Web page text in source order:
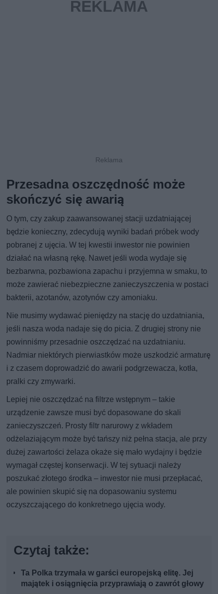
Przesadna oszczędność może
skończyć się awarią
O tym, czy zakup zaawansowanej stacji uzdatniającej
będzie konieczny, zdecydują wyniki badań próbek wody
pobranej z ujęcia. W tej kwestii inwestor nie powinien
działać na własną rękę. Nawet jeśli woda wydaje się
bezbarwna, pozbawiona zapachu i przyjemna w smaku, to
może zawierać niebezpieczne zanieczyszczenia w postaci
bakterii, azotanów, azotynów czy amoniaku.
Nie musimy wydawać pieniędzy na stację do uzdatniania,
jeśli nasza woda nadaje się do picia. Z drugiej strony nie
powinniśmy przesadnie oszczędzać na uzdatnianiu.
Nadmiar niektórych pierwiastków może uszkodzić armaturę
i z czasem doprowadzić do awarii podgrzewacza, kotła,
pralki czy zmywarki.
Lepiej nie oszczędzać na filtrze wstępnym – takie
urządzenie zawsze musi być dopasowane do skali
zanieczyszczeń. Prosty filtr narurowy z wkładem
odżelaziającym może być tańszy niż pełna stacja, ale przy
dużej zawartości żelaza okaże się mało wydajny i będzie
wymagał częstej konserwacji. W tej sytuacji należy
poszukać złotego środka – inwestor nie musi przepłacać,
ale powinien skupić się na dopasowaniu systemu
oczyszczającego do konkretnego ujęcia wody.
Czytaj także:
Ta Polka trzymała w garści europejską elitę. Jej
majątek i osiągnięcia przyprawiają o zawrót głowy